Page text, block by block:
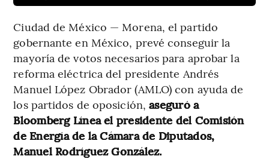
Ciudad de México — Morena, el partido
gobernante en México, prevé conseguir la
mayoría de votos necesarios para aprobar la
reforma eléctrica del presidente Andrés
Manuel López Obrador (AMLO) con ayuda de
los partidos de oposición,aseguró a
Bloomberg Línea el presidente del Comisión
de Energía de la Cámara de Diputados,
Manuel Rodríguez González.